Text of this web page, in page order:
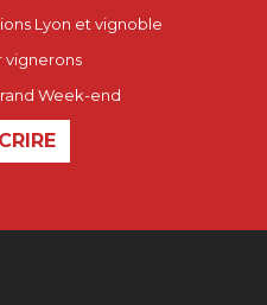
Lyon et vignoble
Week-end